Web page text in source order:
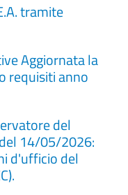
tramite
Aggiornata la
requisiti anno
del
14/05/2026:
d'ufficio del